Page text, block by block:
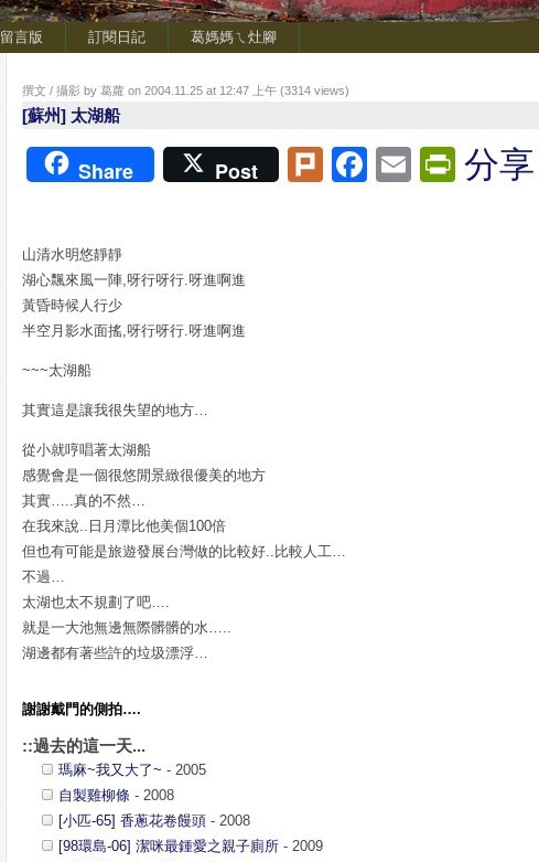
留言版 訂閱日記 葛媽媽ㄟ灶腳
撰文 / 攝影 by 葛蘿 on 2004.11.25 at 12:47 上午 (3314 views)
[蘇州] 太湖船
Share Post PlurkFacebook
Email分享
山清水明悠靜靜
湖心飄來風一陣,呀行呀行.呀進啊進
黃昏時候人行少
半空月影水面搖,呀行呀行.呀進啊進
~~~太湖船
其實這是讓我很失望的地方…
從小就哼唱著太湖船
感覺會是一個很悠閒景緻很優美的地方
其實…..真的不然…
在我來說..日月潭比他美個100倍
但也有可能是旅遊發展台灣做的比較好..比較人工…
不過…
太湖也太不規劃了吧….
就是一大池無邊無際髒髒的水…..
湖邊都有著些許的垃圾漂浮…
謝謝戴門的側拍….
::過去的這一天...
瑪麻~我又大了~ - 2005
自製雞柳條 - 2008
[小匹-65] 香蔥花卷饅頭 - 2008
[98環島-06] 潔咪最鍾愛之親子廁所 - 2009